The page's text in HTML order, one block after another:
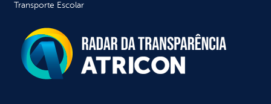
Transporte Escolar